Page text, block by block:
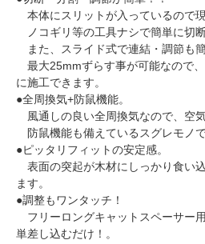
本体にスリットが入っているので
ノコギリ等の工具ナシで簡単に切
また、スライド式で連結・調節も簡
最大25mmずらす事が可能なので
に施工できます。
●全周換気+防鼠機能。
風通しの良い全周換気なので、空
防鼠機能も備えているスグレモノで
●ピッタリフィットの安定感。
表面の突起が木材にしっかり食い
ます。
●調整もワンタッチ！
フリーロングキャットスペーサー
単差し込むだけ！。